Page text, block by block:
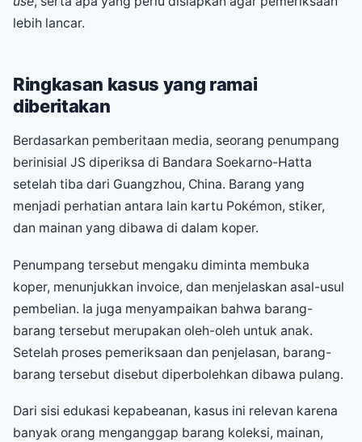
lebih lancar.
Ringkasan kasus yang ramai
diberitakan
Berdasarkan pemberitaan media, seorang penumpang
berinisial JS diperiksa di Bandara Soekarno-Hatta
setelah tiba dari Guangzhou, China. Barang yang
menjadi perhatian antara lain kartu Pokémon, stiker,
dan mainan yang dibawa di dalam koper.
Penumpang tersebut mengaku diminta membuka
koper, menunjukkan invoice, dan menjelaskan asal-usul
pembelian. Ia juga menyampaikan bahwa barang-
barang tersebut merupakan oleh-oleh untuk anak.
Setelah proses pemeriksaan dan penjelasan, barang-
barang tersebut disebut diperbolehkan dibawa pulang.
Dari sisi edukasi kepabeanan, kasus ini relevan karena
banyak orang menganggap barang koleksi, mainan,